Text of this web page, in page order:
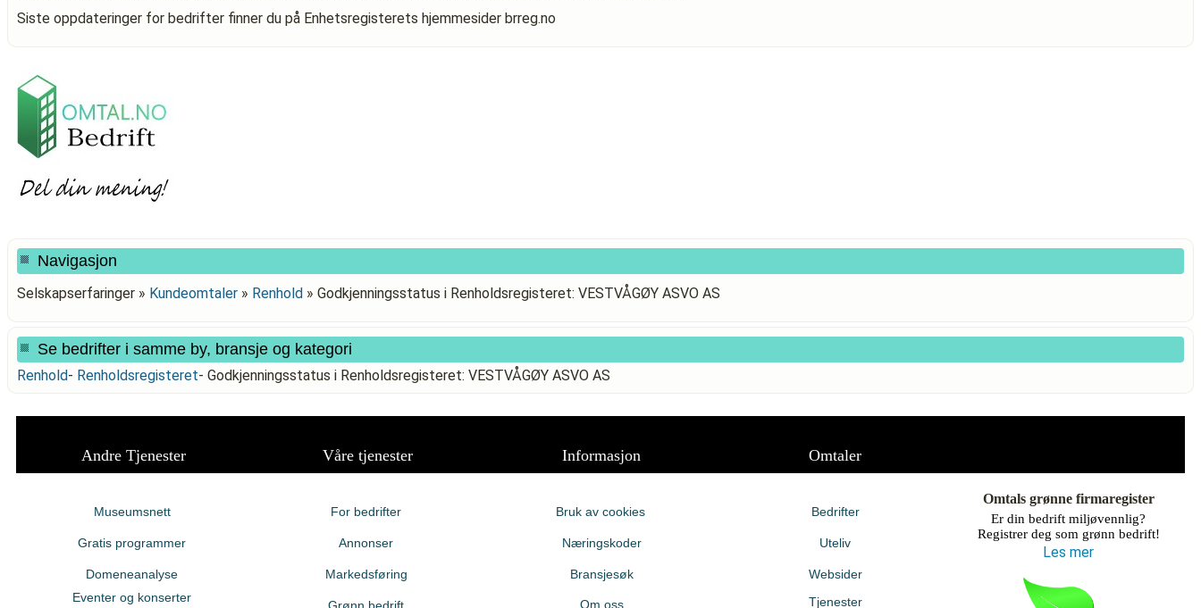
Siste oppdateringer for bedrifter finner du på Enhetsregisterets hjemmesider brreg.no
Navigasjon
Selskapserfaringer » Kundeomtaler » Renhold » Godkjenningsstatus i Renholdsregisteret: VESTVÅGØY ASVO AS
Se bedrifter i samme by, bransje og kategori
Renhold- Renholdsregisteret- Godkjenningsstatus i Renholdsregisteret: VESTVÅGØY ASVO AS
Andre Tjenester Våre tjenester Informasjon Omtaler
Museumsnett
Gratis programmer
Domeneanalyse
Eventer og konserter
For bedrifter
Annonser
Markedsføring
Bruk av cookies
Næringskoder
Bransjesøk
Om oss
Bedrifter
Uteliv
Websider
Tjenester
Omtals grønne firmaregister
Er din bedrift miljøvennlig?
Registrer deg som grønn bedrift!
Les mer